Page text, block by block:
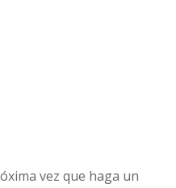
vez que haga un